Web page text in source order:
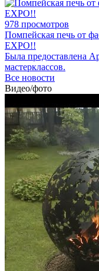
978 просмотров
Помпейская печь от
EXPO!!
Была предоставлена
мастерклассов.
Все новости
Видео/фото